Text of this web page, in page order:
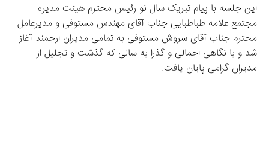
این جلسه با پیام تبریک سال نو رئیس محترم هیئت مدیره
مجتمع علامه طباطبایی جناب آقای مهندس مستوفی و مدیرعامل
محترم جناب آقای سروش مستوفی به تمامی مدیران ارجمند آغاز
شد و با نگاهی اجمالی و گذرا به سالی که گذشت و تجلیل از
مدیران گرامی پایان یافت.